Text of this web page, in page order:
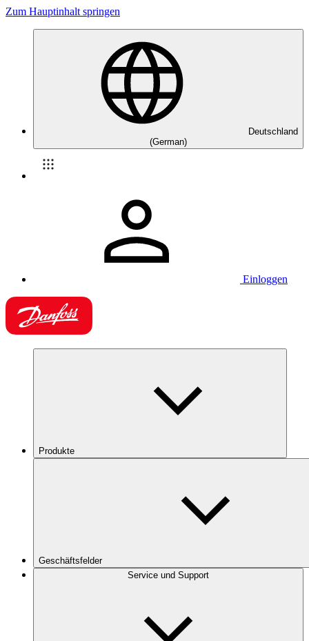
Zum Hauptinhalt springen
Deutschland
(German)
Einloggen
Produkte
Geschäftsfelder
Service und Support